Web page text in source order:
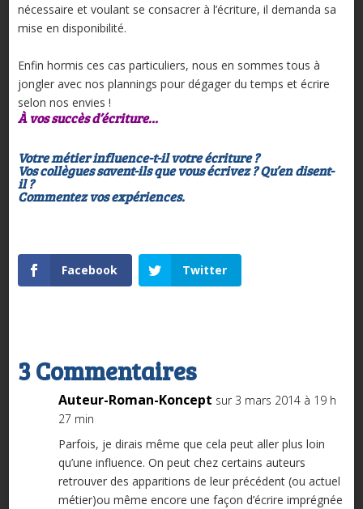
nécessaire et voulant se consacrer à l’écriture, il demanda sa
mise en disponibilité.
Enfin hormis ces cas particuliers, nous en sommes tous à
jongler avec nos plannings pour dégager du temps et écrire
selon nos envies !
À vos succès d’écriture…
Votre métier influence-t-il votre écriture ?
Vos collègues savent-ils que vous écrivez ? Qu’en disent-
il ?
Commentez vos expériences.
Facebook Twitter
3 Commentaires
Auteur-Roman-Koncept sur 3 mars 2014 à 19 h
27 min
Parfois, je dirais même que cela peut aller plus loin
qu’une influence. On peut chez certains auteurs
retrouver des apparitions de leur précédent (ou actuel
métier)ou même encore une façon d’écrire imprégnée